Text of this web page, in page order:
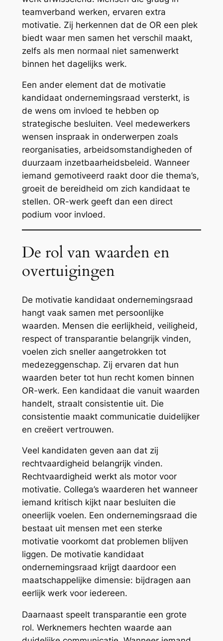
teamverband werken, ervaren extra
motivatie. Zij herkennen dat de OR een plek
biedt waar men samen het verschil maakt,
zelfs als men normaal niet samenwerkt
binnen het dagelijks werk.
Een ander element dat de motivatie
kandidaat ondernemingsraad versterkt, is
de wens om invloed te hebben op
strategische besluiten. Veel medewerkers
wensen inspraak in onderwerpen zoals
reorganisaties, arbeidsomstandigheden of
duurzaam inzetbaarheidsbeleid. Wanneer
iemand gemotiveerd raakt door die thema’s,
groeit de bereidheid om zich kandidaat te
stellen. OR-werk geeft dan een direct
podium voor invloed.
De rol van waarden en
overtuigingen
De motivatie kandidaat ondernemingsraad
hangt vaak samen met persoonlijke
waarden. Mensen die eerlijkheid, veiligheid,
respect of transparantie belangrijk vinden,
voelen zich sneller aangetrokken tot
medezeggenschap. Zij ervaren dat hun
waarden beter tot hun recht komen binnen
OR-werk. Een kandidaat die vanuit waarden
handelt, straalt consistentie uit. Die
consistentie maakt communicatie duidelijker
en creëert vertrouwen.
Veel kandidaten geven aan dat zij
rechtvaardigheid belangrijk vinden.
Rechtvaardigheid werkt als motor voor
motivatie. Collega’s waarderen het wanneer
iemand kritisch kijkt naar besluiten die
oneerlijk voelen. Een ondernemingsraad die
bestaat uit mensen met een sterke
motivatie voorkomt dat problemen blijven
liggen. De motivatie kandidaat
ondernemingsraad krijgt daardoor een
maatschappelijke dimensie: bijdragen aan
eerlijk werk voor iedereen.
Daarnaast speelt transparantie een grote
rol. Werknemers hechten waarde aan